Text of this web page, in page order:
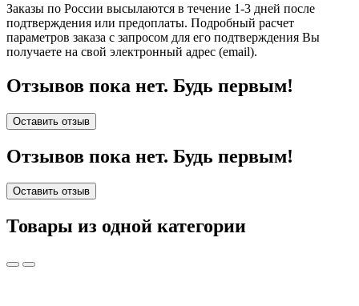
Заказы по России высылаются в течение 1-3 дней после
подтверждения или предоплаты. Подробный расчет
параметров заказа с запросом для его подтверждения Вы
получаете на свой электронный адрес (email).
Отзывов пока нет. Будь первым!
Оставить отзыв
Отзывов пока нет. Будь первым!
Оставить отзыв
Товары из одной категории